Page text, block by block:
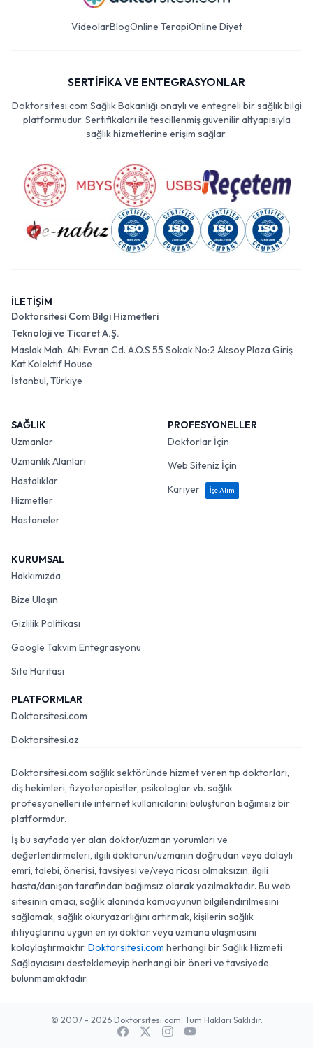
VideolarBlogOnline TerapiOnline Diyet
SERTİFİKA VE ENTEGRASYONLAR
Doktorsitesi.com Sağlık Bakanlığı onaylı ve entegreli bir sağlık bilgi
platformudur. Sertifikaları ile tescillenmiş güvenilir altyapısıyla
sağlık hizmetlerine erişim sağlar.
İLETİŞİM
Doktorsitesi Com Bilgi Hizmetleri
Teknoloji ve Ticaret A.Ş.
Maslak Mah. Ahi Evran Cd. A.O.S 55 Sokak No:2 Aksoy Plaza Giriş
Kat Kolektif House
İstanbul, Türkiye
SAĞLIK
Uzmanlar
Uzmanlık Alanları
Hastalıklar
Hizmetler
Hastaneler
PROFESYONELLER
Doktorlar İçin
Web Siteniz İçin
Kariyer
İşe Alım
KURUMSAL
Hakkımızda
Bize Ulaşın
Gizlilik Politikası
Google Takvim Entegrasyonu
Site Haritası
PLATFORMLAR
Doktorsitesi.com
Doktorsitesi.az
Doktorsitesi.com sağlık sektöründe hizmet veren tıp doktorları,
diş hekimleri, fizyoterapistler, psikologlar vb. sağlık
profesyonelleri ile internet kullanıcılarını buluşturan bağımsız bir
platformdur.
İş bu sayfada yer alan doktor/uzman yorumları ve
değerlendirmeleri, ilgili doktorun/uzmanın doğrudan veya dolaylı
emri, talebi, önerisi, tavsiyesi ve/veya ricası olmaksızın, ilgili
hasta/danışan tarafından bağımsız olarak yazılmaktadır. Bu web
sitesinin amacı, sağlık alanında kamuoyunun bilgilendirilmesini
sağlamak, sağlık okuryazarlığını artırmak, kişilerin sağlık
ihtiyaçlarına uygun en iyi doktor veya uzmana ulaşmasını
kolaylaştırmaktır. Doktorsitesi.com herhangi bir Sağlık Hizmeti
Sağlayıcısını desteklemeyip herhangi bir öneri ve tavsiyede
bulunmamaktadır.
© 2007 - 2026 Doktorsitesi.com. Tüm Hakları Saklıdır.